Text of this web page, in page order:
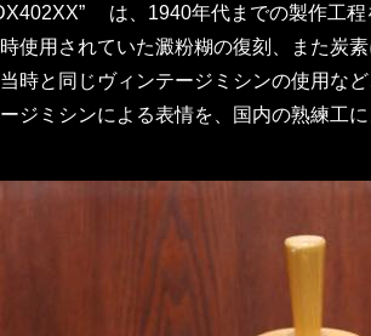
は、1940年代までの製作工
使用されていた澱粉糊の復刻、また炭
時と同じヴィンテージミシンの使用な
ジミシンによる表情を、国内の熟練工